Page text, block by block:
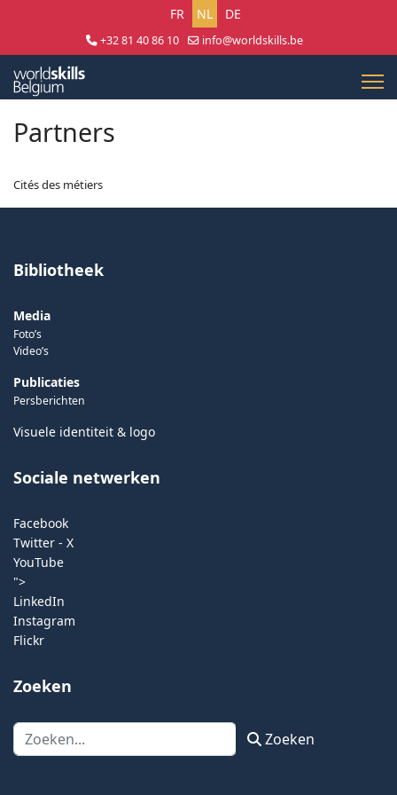
Selecteer uw taal
FR NL DE
+32 81 40 86 10
info@worldskills.be
Partners
Cités des métiers
Bibliotheek
Media
Foto’s
Video’s
Publicaties
Persberichten
Visuele identiteit & logo
Sociale netwerken
Facebook
Twitter - X
YouTube
">
LinkedIn
Instagram
Flickr
Zoeken
Zoeken Zoeken